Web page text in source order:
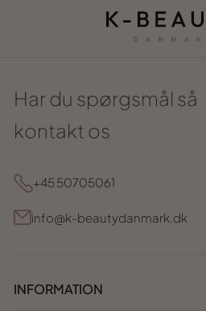
Har du spørgsmål så
kontakt os
+45 50705061
info@k-beautydanmark.dk
INFORMATION